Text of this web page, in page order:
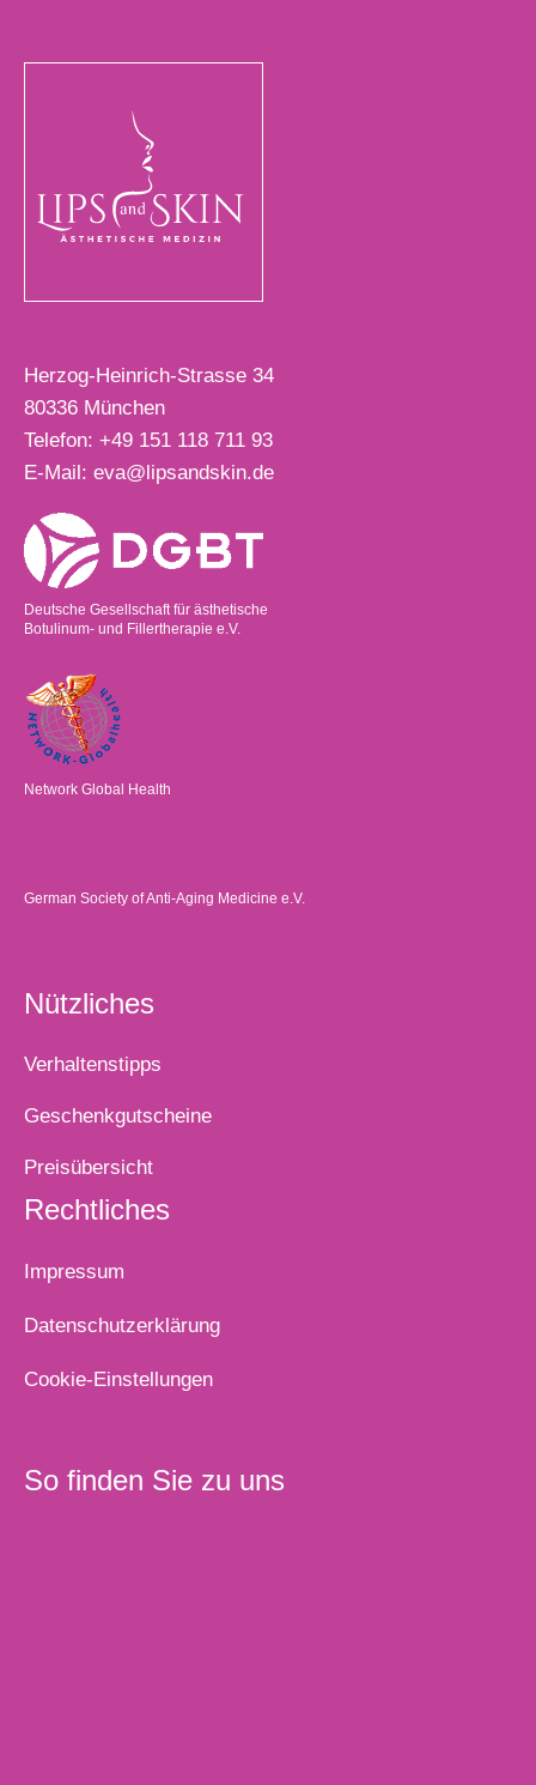
Herzog-Heinrich-Strasse 34
80336 München
Telefon: +49 151 118 711 93
E-Mail: eva@lipsandskin.de
Deutsche Gesellschaft für ästhetische
Botulinum- und Fillertherapie e.V.
Network Global Health
German Society of Anti-Aging Medicine e.V.
Nützliches
Verhaltenstipps
Geschenkgutscheine
Preisübersicht
Rechtliches
Impressum
Datenschutzerklärung
Cookie-Einstellungen
So finden Sie zu uns